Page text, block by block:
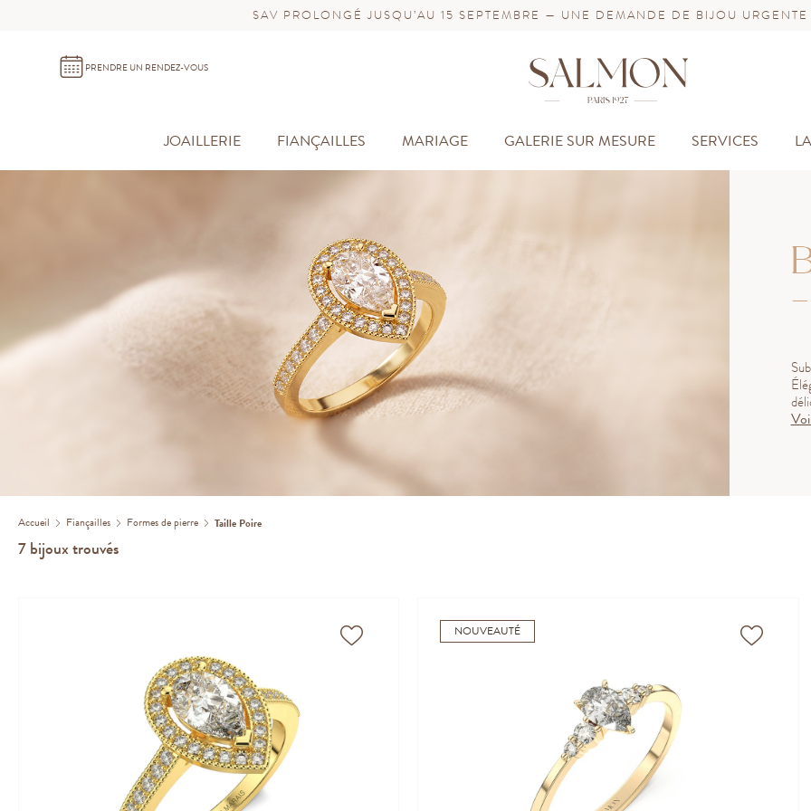
SAV PROLONGÉ JUSQU’AU 15 SEPTEMBRE — UNE DEMANDE DE BIJOU
PRENDRE UN RENDEZ-VOUS
JOAILLERIE FIANÇAILLES MARIAGE GALERIE SUR MESURE SERVICES
Accueil Fiançailles Formes de pierre Taille Poire
7bijoux trouvés
NOUVEAUTÉ